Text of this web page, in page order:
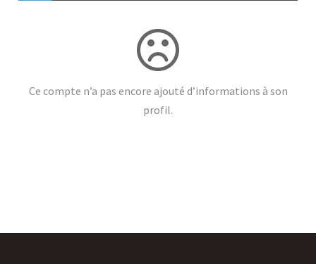
Ce compte n’a pas encore ajouté d’informations à son
profil.